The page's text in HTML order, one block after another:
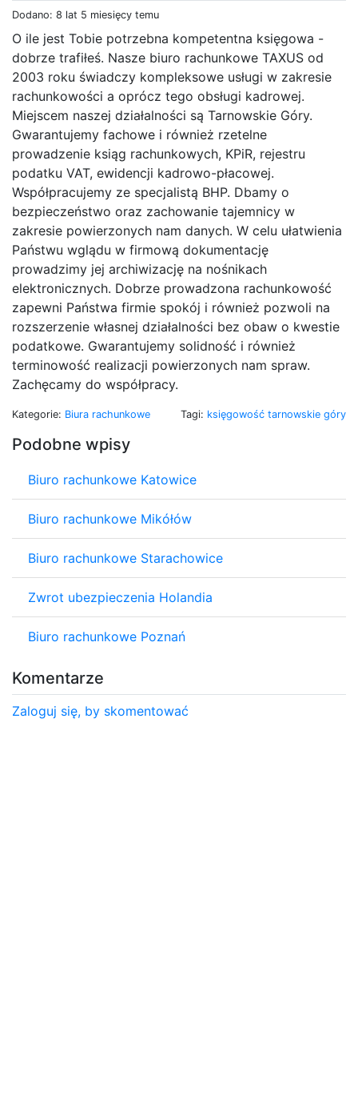
Dodano: 8 lat 5 miesięcy temu
O ile jest Tobie potrzebna kompetentna księgowa -
dobrze trafiłeś. Nasze biuro rachunkowe TAXUS od
2003 roku świadczy kompleksowe usługi w zakresie
rachunkowości a oprócz tego obsługi kadrowej.
Miejscem naszej działalności są Tarnowskie Góry.
Gwarantujemy fachowe i również rzetelne
prowadzenie ksiąg rachunkowych, KPiR, rejestru
podatku VAT, ewidencji kadrowo-płacowej.
Współpracujemy ze specjalistą BHP. Dbamy o
bezpieczeństwo oraz zachowanie tajemnicy w
zakresie powierzonych nam danych. W celu ułatwienia
Państwu wglądu w firmową dokumentację
prowadzimy jej archiwizację na nośnikach
elektronicznych. Dobrze prowadzona rachunkowość
zapewni Państwa firmie spokój i również pozwoli na
rozszerzenie własnej działalności bez obaw o kwestie
podatkowe. Gwarantujemy solidność i również
terminowość realizacji powierzonych nam spraw.
Zachęcamy do współpracy.
Kategorie: Biura rachunkowe Tagi: księgowość tarnowskie góry
Podobne wpisy
Biuro rachunkowe Katowice
Biuro rachunkowe Mikółów
Biuro rachunkowe Starachowice
Zwrot ubezpieczenia Holandia
Biuro rachunkowe Poznań
Komentarze
Zaloguj się, by skomentować